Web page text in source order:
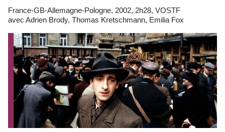
France-GB-Allemagne-Pologne, 2002, 2h28, VOSTF
avec Adrien Brody, Thomas Kretschmann, Emilia Fox